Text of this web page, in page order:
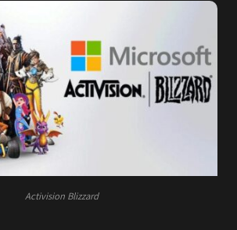
Activision Blizzard